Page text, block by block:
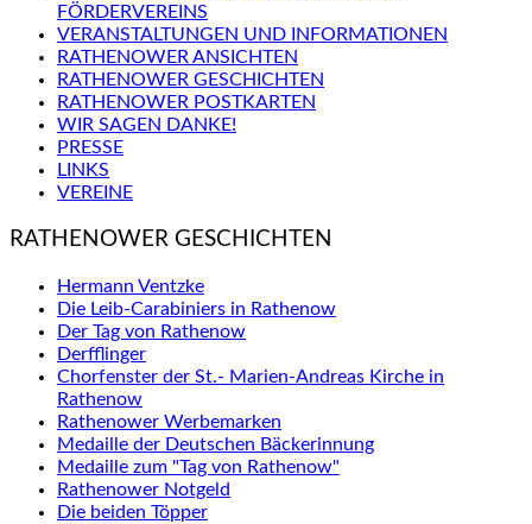
FÖRDERVEREINS
VERANSTALTUNGEN UND INFORMATIONEN
RATHENOWER ANSICHTEN
RATHENOWER GESCHICHTEN
RATHENOWER POSTKARTEN
WIR SAGEN DANKE!
PRESSE
LINKS
VEREINE
RATHENOWER GESCHICHTEN
Hermann Ventzke
Die Leib-Carabiniers in Rathenow
Der Tag von Rathenow
Derfflinger
Chorfenster der St.- Marien-Andreas Kirche in
Rathenow
Rathenower Werbemarken
Medaille der Deutschen Bäckerinnung
Medaille zum "Tag von Rathenow"
Rathenower Notgeld
Die beiden Töpper